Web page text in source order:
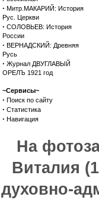
· Митр.МАКАРИЙ: История
Рус. Церкви
· СОЛОВЬЕВ: История
России
· ВЕРНАДСКИЙ: Древняя
Русь
· Журнал ДВУГЛАВЫЙ
ОРЕЛЪ 1921 год
~Сервисы~
· Поиск по сайту
· Статистика
· Навигация
На
Виталия
духовно-